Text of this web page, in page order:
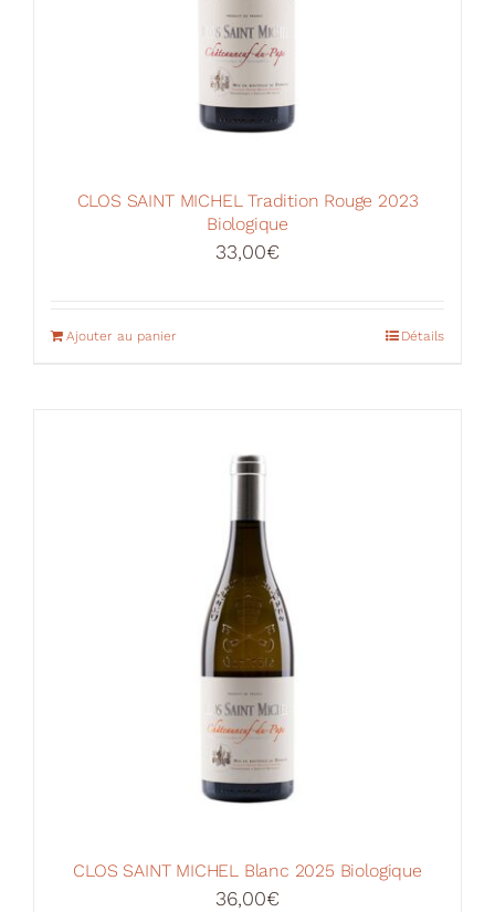
produit
CLOS SAINT MICHEL Tradition Rouge 2023
Biologique
33,00€
Ajouter au panier Détails
CLOS SAINT MICHEL Blanc 2025 Biologique
36,00€